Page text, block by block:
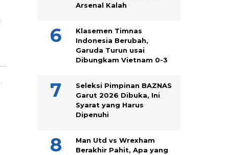
Arsenal Kalah
Klasemen Timnas
Indonesia Berubah,
Garuda Turun usai
Dibungkam Vietnam 0-3
Seleksi Pimpinan BAZNAS
Garut 2026 Dibuka, Ini
Syarat yang Harus
Dipenuhi
Man Utd vs Wrexham
Berakhir Pahit, Apa yang